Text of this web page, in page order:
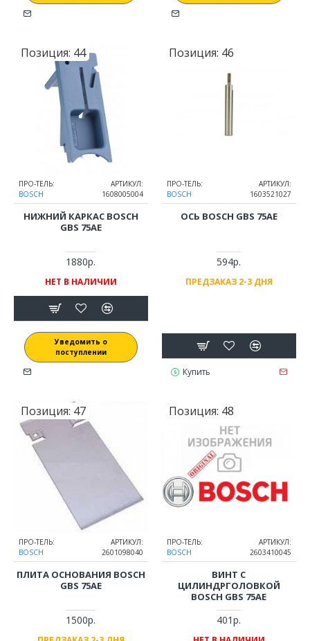
Позиция: 44
ПРО-ТЕЛЬ:
BOSCH
АРТИКУЛ:
1608005004
НИЖНИЙ КАРКАС BOSCH
GBS 75AE
1880р.
НЕТ В НАЛИЧИИ
Уведомить о
поступлении
Позиция: 46
ПРО-ТЕЛЬ:
BOSCH
АРТИКУЛ:
1603521027
ОСЬ BOSCH GBS 75AE
594р.
ПРЕДЗАКАЗ 2-3 ДНЯ
Купить
Позиция: 47
ПРО-ТЕЛЬ:
BOSCH
АРТИКУЛ:
2601098040
ПЛИТА ОСНОВАНИЯ BOSCH
GBS 75AE
1500р.
Позиция: 48
ПРО-ТЕЛЬ:
BOSCH
АРТИКУЛ:
2603410045
ВИНТ С
ЦИЛИНДРГОЛОВКОЙ
BOSCH GBS 75AE
401р.